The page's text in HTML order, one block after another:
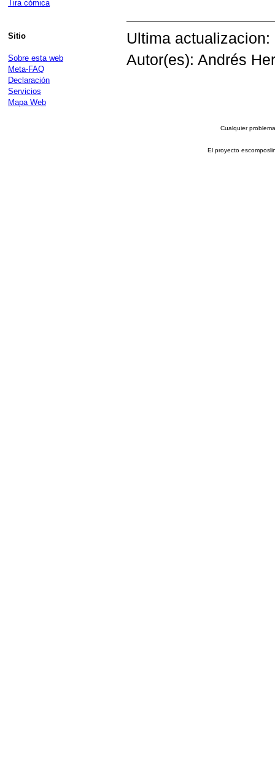
Tira cómica
Sitio
Sobre esta web
Meta-FAQ
Declaración
Servicios
Mapa Web
Ultima
Autor(es): Andrés
Cualquier
El proyecto